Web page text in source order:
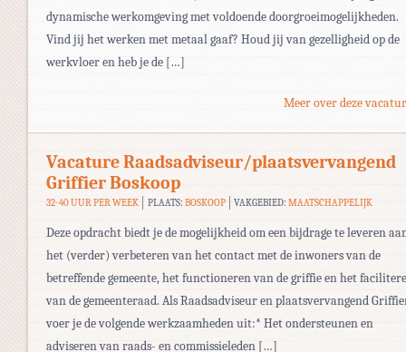
dynamische werkomgeving met voldoende doorgroeimogelijkheden.
Vind jij het werken met metaal gaaf? Houd jij van gezelligheid op de
werkvloer en heb je de […]
Meer over deze
Vacature Raadsadviseur/plaatsvervangend
Griffier Boskoop
32-40 UUR PER WEEK PLAATS: BOSKOOP VAKGEBIED:MAATSCHAPPELIJK
Deze opdracht biedt je de mogelijkheid om een bijdrage te leveren
het (verder) verbeteren van het contact met de inwoners van de
betreffende gemeente, het functioneren van de griffie en het
van de gemeenteraad. Als Raadsadviseur en plaatsvervangend
voer je de volgende werkzaamheden uit:* Het ondersteunen en
adviseren van raads- en commissieleden […]